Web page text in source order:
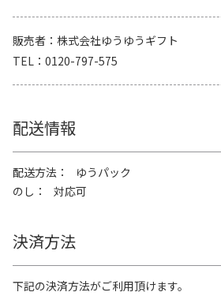
販売者
株式会社ゆうゆうギフト
TEL
0120-797-575
配送情報
配送方法
ゆうパック
のし
対応可
決済方法
下記の決済方法がご利用頂けます。